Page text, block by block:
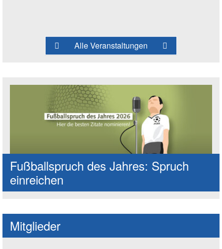
Alle Veranstaltungen
Fußballspruch des Jahres: Spruch
einreichen
Mitglieder